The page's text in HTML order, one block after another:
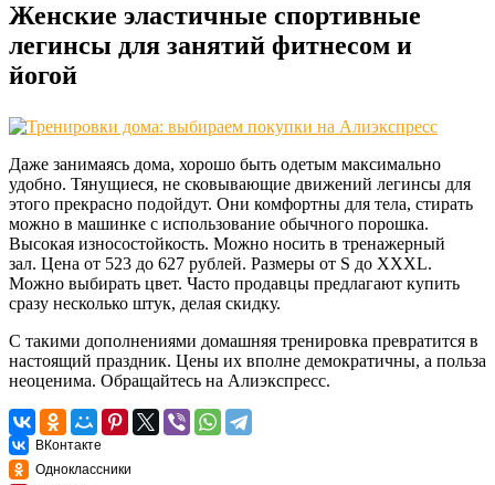
Женские эластичные спортивные
легинсы для занятий фитнесом и
йогой
Даже занимаясь дома, хорошо быть одетым максимально
удобно. Тянущиеся, не сковывающие движений легинсы для
этого прекрасно подойдут. Они комфортны для тела, стирать
можно в машинке с использование обычного порошка.
Высокая износостойкость. Можно носить в тренажерный
зал. Цена от 523 до 627 рублей. Размеры от S до XXXL.
Можно выбирать цвет. Часто продавцы предлагают купить
сразу несколько штук, делая скидку.
С такими дополнениями домашняя тренировка превратится в
настоящий праздник. Цены их вполне демократичны, а польза
неоценима. Обращайтесь на Алиэкспресс.
ВКонтакте
Одноклассники